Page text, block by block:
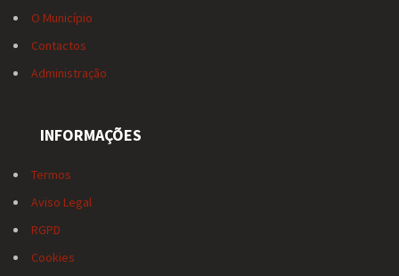
O Município
Contactos
Administração
INFORMAÇÕES
Termos
Aviso Legal
RGPD
Cookies